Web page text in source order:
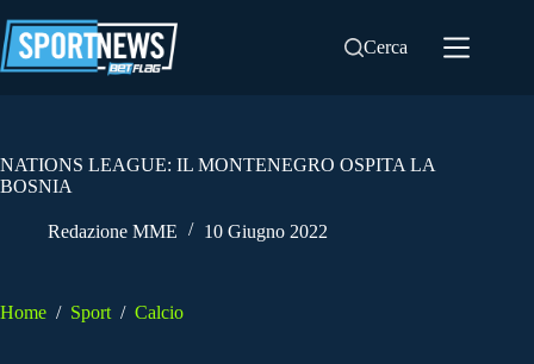
al
contenuto
Cerca
NATIONS LEAGUE: IL MONTENEGRO OSPITA LA
BOSNIA
Redazione MME 10 Giugno 2022
Home / Sport / Calcio